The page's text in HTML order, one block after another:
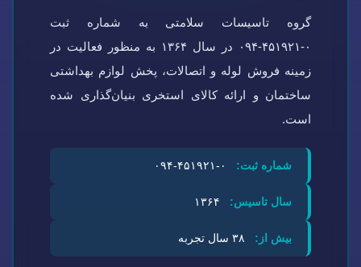
گروه تاسیسات سلامتی به شماره ثبت
۰-۴۵۱۹۲۱-۰۹۴ در سال ۱۳۶۴ به منظور فعالیت در
زمینه فروش لوله و اتصالات، پخش لوازم بهداشتی
ساختمان و ارائه کالای استخری بنیان‌گذاری شده
است.
شماره ثبت:
سال تاسیس:
بیش از: